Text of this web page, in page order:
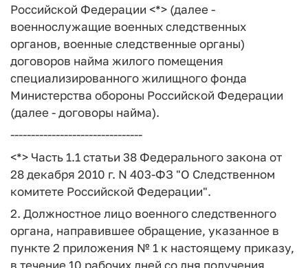
Российской Федерации <*> (далее -
военнослужащие военных следственных
органов, военные следственные органы)
договоров найма жилого помещения
специализированного жилищного фонда
Министерства обороны Российской Федерации
(далее - договоры найма).
--------------------------------
<*> Часть 1.1 статьи 38 Федерального закона от
28 декабря 2010 г. N 403-ФЗ "О Следственном
комитете Российской Федерации".
2. Должностное лицо военного следственного
органа, направившее обращение, указанное в
пункте 2 приложения № 1 к настоящему приказу,
в течение 10 рабочих дней со дня получения